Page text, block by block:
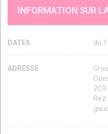
INFORMATION SUR
DATES du
ADRESSE
2C9